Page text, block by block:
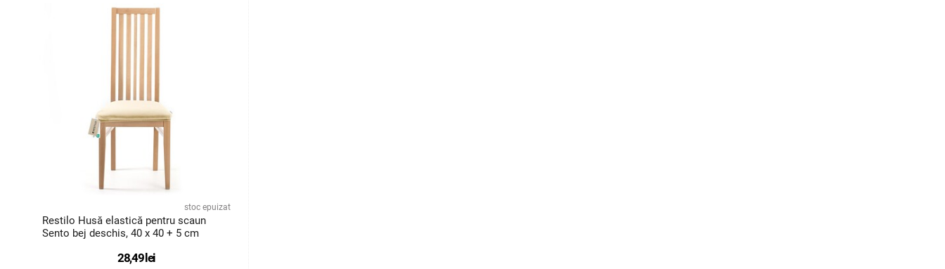
stoc epuizat
Restilo Husă elastică pentru scaun
Sento bej deschis, 40 x 40 + 5 cm
28,49lei